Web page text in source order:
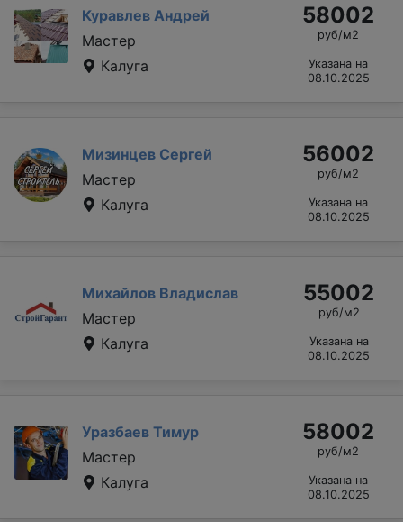
Куравлев Андрей
Мастер
Калуга
58002
руб/м2
Указана на
08.10.2025
Мизинцев Сергей
Мастер
Калуга
56002
руб/м2
Указана на
08.10.2025
Михайлов Владислав
Мастер
Калуга
55002
руб/м2
Указана на
08.10.2025
Уразбаев Тимур
Мастер
Калуга
58002
руб/м2
Указана на
08.10.2025